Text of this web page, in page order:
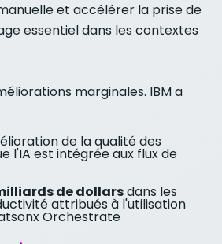
et accélérer la prise de
essentiel dans les contextes
marginales. IBM a
de la qualité des
l'IA est intégrée aux flux de
de dollarsdans les
attribués à l'utilisation
Orchestrate